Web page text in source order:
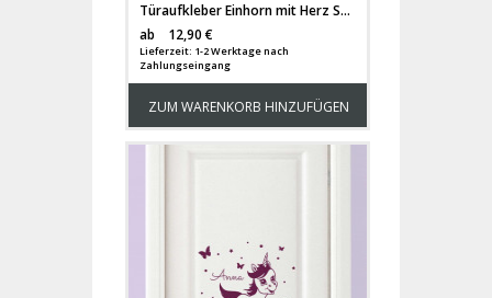
Türaufkleber Einhorn mit Herz Schmetterlinge und Wunschnamen M2023
ab
12,90 €
Lieferzeit: 1-2 Werktage nach
Zahlungseingang
ZUM WARENKORB HINZUFÜGEN